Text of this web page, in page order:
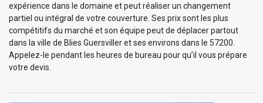
expérience dans le domaine et peut réaliser un changement
partiel ou intégral de votre couverture. Ses prix sont les plus
compétitifs du marché et son équipe peut de déplacer partout
dans la ville de Blies Guersviller et ses environs dans le 57200.
Appelez-le pendant les heures de bureau pour qu’il vous prépare
votre devis.